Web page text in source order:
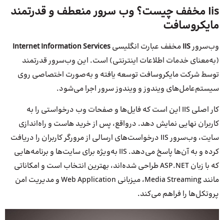
Iis مخفف چیست؟ وب سرور منعطف و قدرتمند
مایکروسافت
وب‌سرورIISمخفف عبارت انگلیسیInternet Information Services
(به‌معنای خدمات اطلاعات اینترنتی) است. این وب‌سرور قدرتمند
توسط شرکت مایکروسافت توسعه یافته و به‌صورت اختصاصی روی
سیستم‌عامل‌های ویندوز و ویندوز سرور اجرا می‌شود.
کار اصلی IIS این است که فایل‌ها و صفحات وب درخواستی را به
کاربران نهایی نمایش دهد. در‌واقع، پس از خرید هاست و راه‌اندازی
سایت، وب‌سرور IIS درخواست‌های ارسالی از مرورگر کاربران را دریافت
کرده و به آن‌ها پاسخ می‌دهد. IIS به‌ویژه برای سایت‌ها و برنامه‌هایی
که با زبان ASP.NET طراحی شده‌اند، بهترین انتخاب است و امکاناتی
مانند Media Streaming، میزبانی Web Application و مدیریت امن
پروتکل‌ها را فراهم می‌کند.